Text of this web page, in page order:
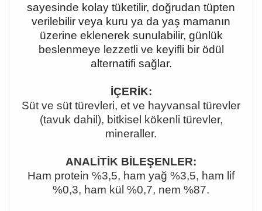
sayesinde kolay tüketilir, doğrudan tüpten
verilebilir veya kuru ya da yaş mamanın
üzerine eklenerek sunulabilir, günlük
beslenmeye lezzetli ve keyifli bir ödül
alternatifi sağlar.
İÇERİK:
Süt ve süt türevleri, et ve hayvansal türevler
(tavuk dahil), bitkisel kökenli türevler,
mineraller.
ANALİTİK BİLEŞENLER:
Ham protein %3,5, ham yağ %3,5, ham lif
%0,3, ham kül %0,7, nem %87.